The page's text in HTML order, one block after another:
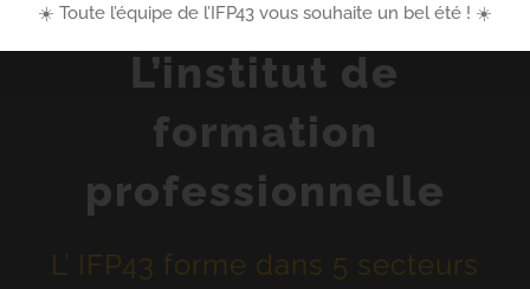
L’institut de
formation
professionnelle
L’ IFP43 forme dans 5 secteurs
☀️ Toute l’équipe de l’IFP43 vous souhaite un bel été ! ☀️